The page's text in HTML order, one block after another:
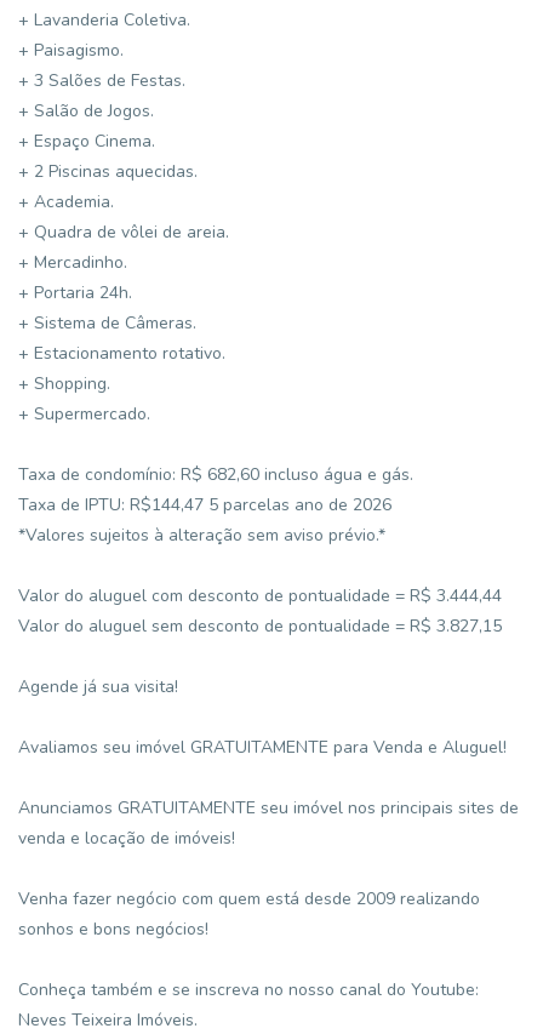
+ Lavanderia Coletiva.
+ Paisagismo.
+ 3 Salões de Festas.
+ Salão de Jogos.
+ Espaço Cinema.
+ 2 Piscinas aquecidas.
+ Academia.
+ Quadra de vôlei de areia.
+ Mercadinho.
+ Portaria 24h.
+ Sistema de Câmeras.
+ Estacionamento rotativo.
+ Shopping.
+ Supermercado.
Taxa de condomínio: R$ 682,60 incluso água e gás.
Taxa de IPTU: R$144,47 5 parcelas ano de 2026
*Valores sujeitos à alteração sem aviso prévio.*
Valor do aluguel com desconto de pontualidade = R$ 3.444,44
Valor do aluguel sem desconto de pontualidade = R$ 3.827,15
Agende já sua visita!
Avaliamos seu imóvel GRATUITAMENTE para Venda e Aluguel!
Anunciamos GRATUITAMENTE seu imóvel nos principais sites de
venda e locação de imóveis!
Venha fazer negócio com quem está desde 2009 realizando
sonhos e bons negócios!
Conheça também e se inscreva no nosso canal do Youtube:
Neves Teixeira Imóveis.